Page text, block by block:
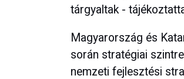
tárgyaltak -
Magyarország és
során stratégiai
nemzeti fejlesztési